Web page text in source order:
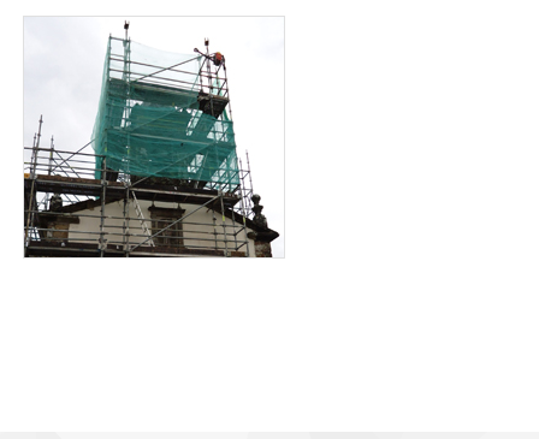
cuadrado_obra_larano.jpg